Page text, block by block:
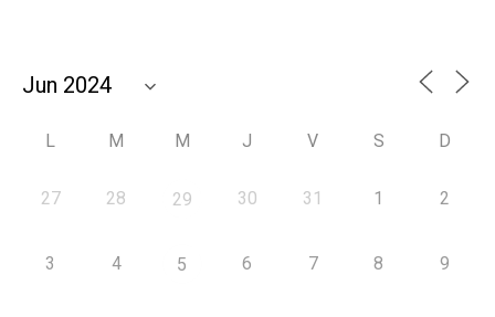
L M M J V S D
27 28 29 30 31 1 2
3 4 5 6 7 8 9